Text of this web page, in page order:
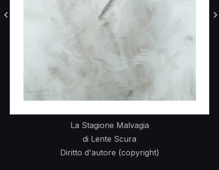
La Stagione Malvagia
di Lente Scura
Diritto d'autore (copyright)